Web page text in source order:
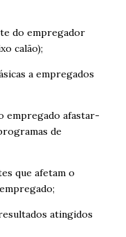
do empregador
calão);
a empregados
empregado afastar-
de
que afetam o
atingidos